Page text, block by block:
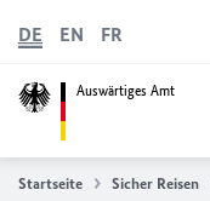
Auswärtiges Amt
DE EN FR
Startseite Sicher Reisen